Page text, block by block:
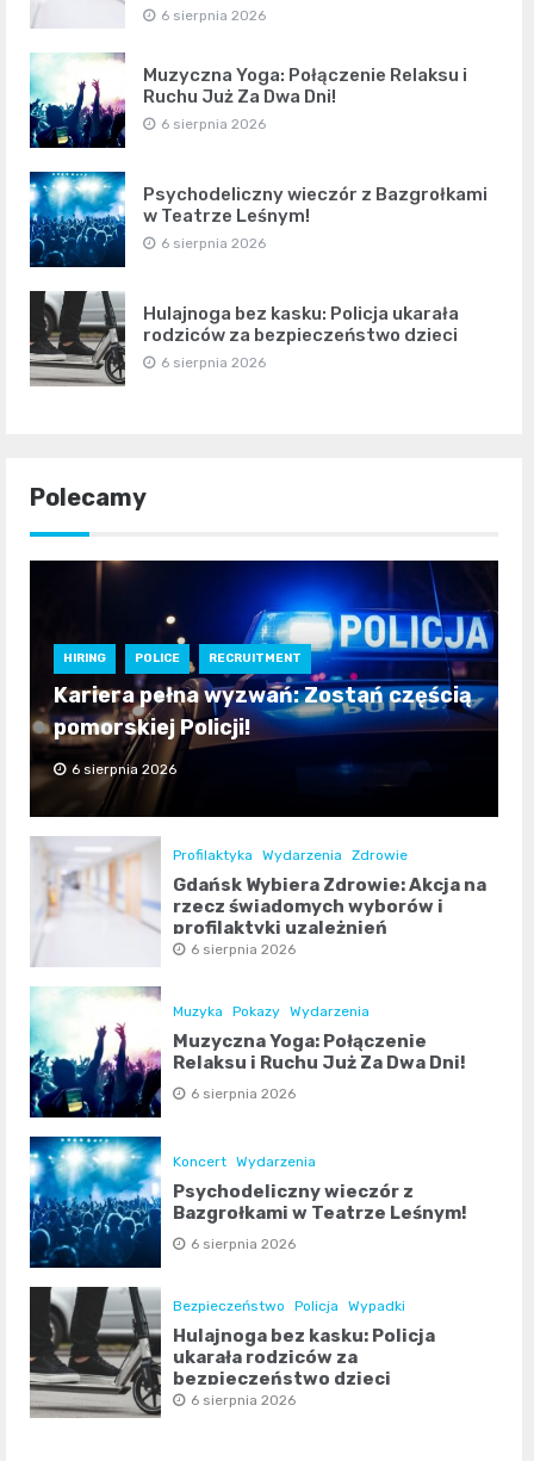
6 sierpnia 2026
Muzyczna Yoga: Połączenie Relaksu i
Ruchu Już Za Dwa Dni!
6 sierpnia 2026
Psychodeliczny wieczór z Bazgrołkami
w Teatrze Leśnym!
6 sierpnia 2026
Hulajnoga bez kasku: Policja ukarała
rodziców za bezpieczeństwo dzieci
6 sierpnia 2026
Polecamy
HIRING POLICE RECRUITMENT
Kariera pełna wyzwań: Zostań częścią
pomorskiej Policji!
6 sierpnia 2026
Profilaktyka Wydarzenia Zdrowie
Gdańsk Wybiera Zdrowie: Akcja na
rzecz świadomych wyborów i
profilaktyki uzależnień
6 sierpnia 2026
Muzyka Pokazy Wydarzenia
Muzyczna Yoga: Połączenie
Relaksu i Ruchu Już Za Dwa Dni!
6 sierpnia 2026
Koncert Wydarzenia
Psychodeliczny wieczór z
Bazgrołkami w Teatrze Leśnym!
6 sierpnia 2026
Bezpieczeństwo Policja Wypadki
Hulajnoga bez kasku: Policja
ukarała rodziców za
bezpieczeństwo dzieci
6 sierpnia 2026